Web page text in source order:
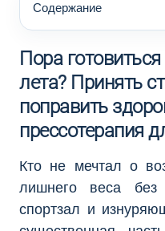
диет? Мы знаем, что
«больших объемов» -
Содержание
Пора
лета? Принять
поправить
прессотерапия
Кто не мечтал о
лишнего веса без
спортзал и